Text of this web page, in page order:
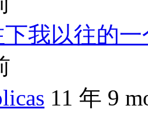
我以往的
11 年 9